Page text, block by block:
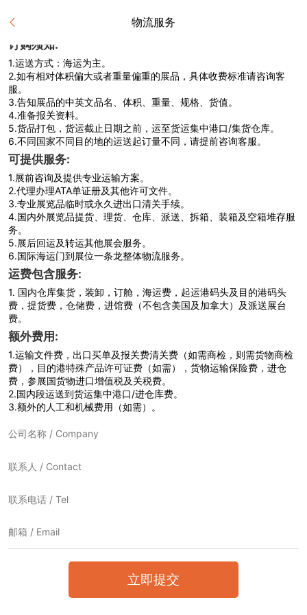
物流服务
订购须知:
1.运送方式：海运为主。
2.如有相对体积偏大或者重量偏重的展品，具体收费标准请咨询客
服。
3.告知展品的中英文品名、体积、重量、规格、货值。
4.准备报关资料。
5.货品打包，货运截止日期之前，运至货运集中港口/集货仓库。
6.不同国家不同目的地的运送起订量不同，请提前咨询客服。
可提供服务:
1.展前咨询及提供专业运输方案。
2.代理办理ATA单证册及其他许可文件。
3.专业展览品临时或永久进出口清关手续。
4.国内外展览品提货、理货、仓库、派送、拆箱、装箱及空箱堆存服
务。
5.展后回运及转运其他展会服务。
6.国际海运门到展位一条龙整体物流服务。
运费包含服务:
1. 国内仓库集货，装卸，订舱，海运费，起运港码头及目的港码头
费，提货费，仓储费，进馆费（不包含美国及加拿大）及派送展台
费。
额外费用:
1.运输文件费，出口买单及报关费清关费（如需商检，则需货物商检
费），目的港特殊产品许可证费（如需），货物运输保险费，进仓
费，参展国货物进口增值税及关税费。
2.国内段运送到货运集中港口/进仓库费。
3.额外的人工和机械费用（如需）。
立即提交